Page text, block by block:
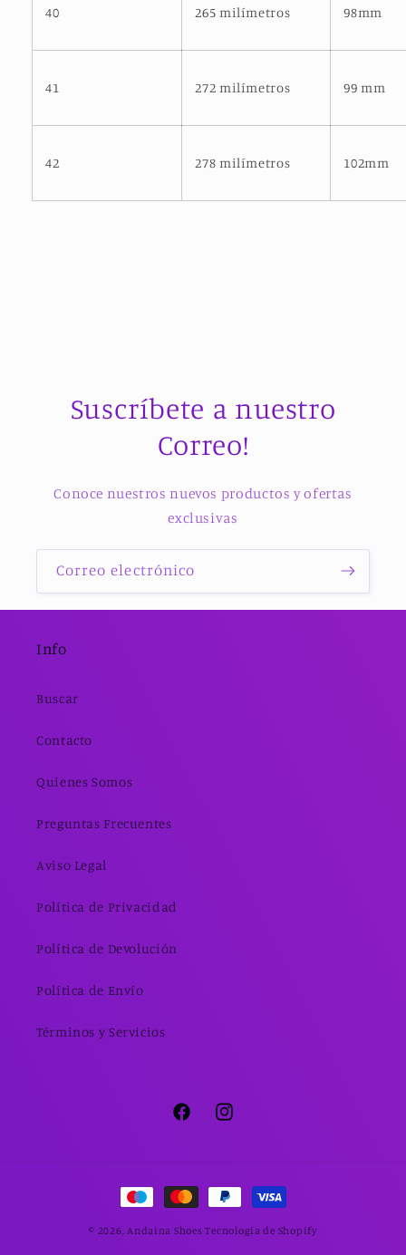
40 265 milímetros 98mm
41 272 milímetros 99 mm
42 278 milímetros 102mm
Suscríbete a nuestro
Correo!
Conoce nuestros nuevos productos y ofertas
exclusivas
Correo electrónico
Info
Buscar
Contacto
Quienes Somos
Preguntas Frecuentes
Aviso Legal
Política de Privacidad
Política de Devolución
Política de Envío
Términos y Servicios
FacebookInstagram
Formas
de
pago
© 2026, Andaina Shoes Tecnología de Shopify